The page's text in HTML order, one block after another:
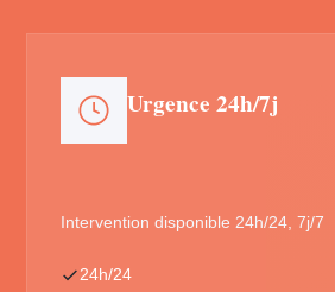
Urgence 24h/7j
Intervention disponible 24h/24, 7j/7
24h/24